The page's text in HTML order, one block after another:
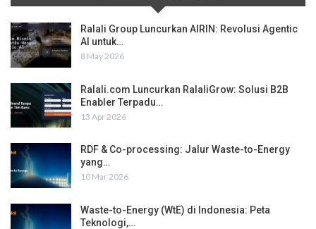
Ralali Group Luncurkan AIRIN: Revolusi Agentic
AI untuk…
8 May 2026
Ralali.com Luncurkan RalaliGrow: Solusi B2B
Enabler Terpadu…
13 Apr 2026
RDF & Co-processing: Jalur Waste-to-Energy
yang…
10 Mar 2026
Waste-to-Energy (WtE) di Indonesia: Peta
Teknologi,…